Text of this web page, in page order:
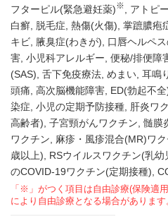
フターピル(緊急避妊薬)※ アトピ
白癬 脱毛症 熱傷(火傷) 掌蹠膿疱
キビ 腋臭症(わきが) 口唇ヘルペ
害 小児科アレルギー 便秘/排便障
(SAS) 舌下免疫療法 めまい 耳鳴
頭痛 高次脳機能障害 ED(勃起不全
染症 小児の定期予防接種 肝炎ワ
高齢者) 子宮頸がんワクチン 髄膜
ワクチン
麻疹・風疹混合(MR)ワ
歳以上)
RSウイルスワクチン(乳幼
のCOVID-19ワクチン(定期接種)
「※」がつく項目は自由診療(保険適
により自由診療となる場合があります